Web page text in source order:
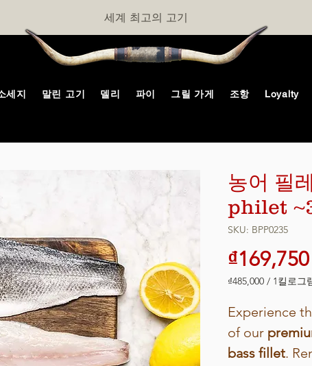
세계 최고의 고기
세지 말린 고기 델리 파이 그릴 가게 조항 Loyalty
농어 필
philet
SKU: BPP0235
₫169,750
₫485,000 / 1킬로그
킬
로
그
램
당
Experience
of our
bass fillet.